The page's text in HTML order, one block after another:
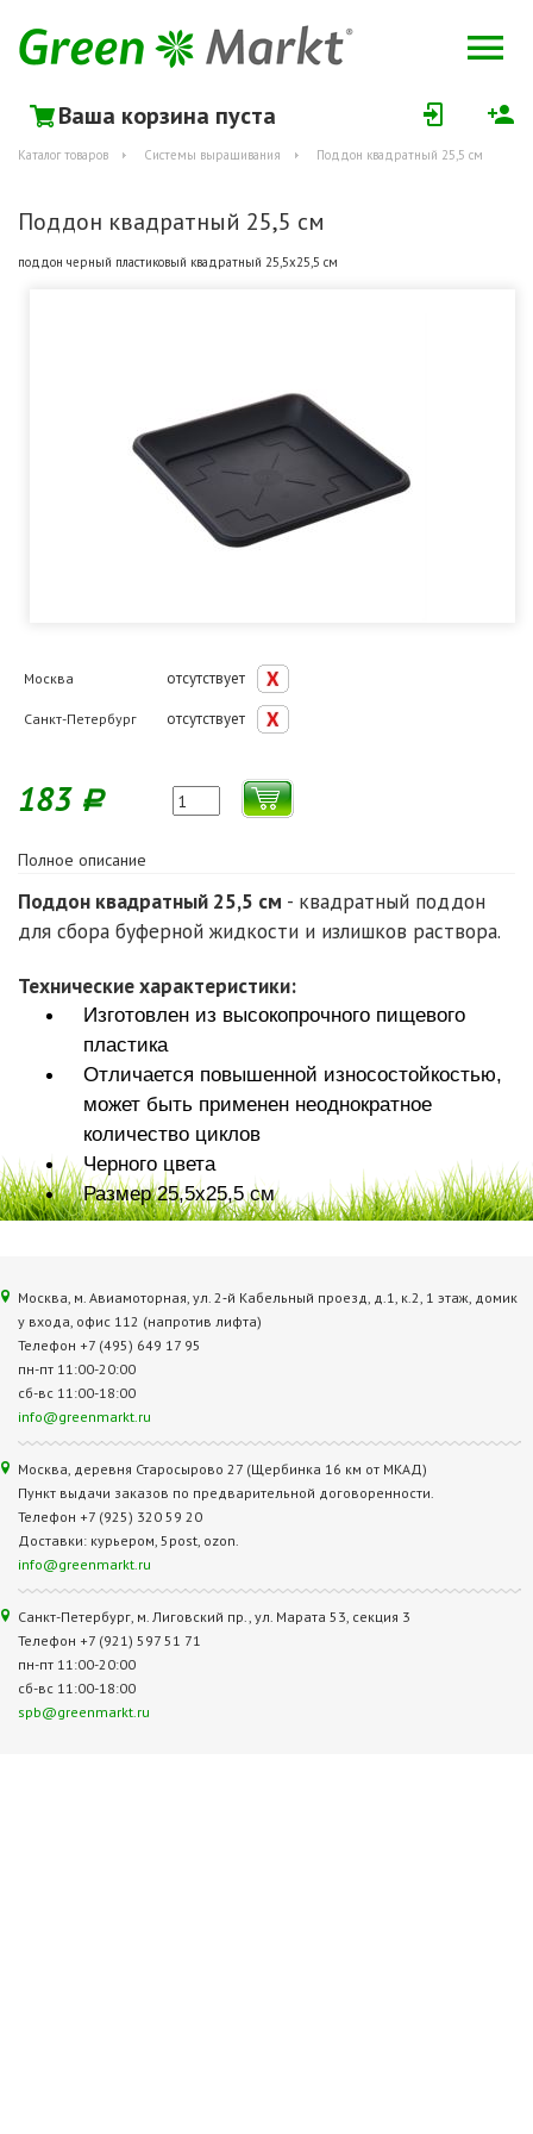
Ваша корзина пуста
Каталог товаров Системы выращивания Поддон квадратный 25,5 см
Поддон квадратный 25,5 см
поддон черный пластиковый квадратный 25,5х25,5 см
Москва отсутствует
Санкт-Петербург отсутствует
183 Р
Полное описание
Поддон квадратный 25,5 см - квадратный поддон
для сбора буферной жидкости и излишков раствора.
Технические характеристики:
Изготовлен из высокопрочного пищевого
пластика
Отличается повышенной износостойкостью,
может быть применен неоднократное
количество циклов
Черного цвета
Размер 25,5х25,5 см
Москва, м. Авиамоторная, ул. 2‑й Кабельный проезд, д.1, к.2, 1 этаж, домик
у входа, офис 112 (напротив лифта)
Телефон +7 (495) 649 17 95
пн-пт 11:00-20:00
сб-вс 11:00-18:00
info@greenmarkt.ru
Москва, деревня Старосырово 27 (Щербинка 16 км от МКАД)
Пункт выдачи заказов по предварительной договоренности.
Телефон +7 (925) 320 59 20
Доставки: курьером, 5post, ozon.
info@greenmarkt.ru
Санкт-Петербург, м. Лиговский пр., ул. Марата 53, секция 3
Телефон +7 (921) 597 51 71
пн-пт 11:00-20:00
сб-вс 11:00-18:00
spb@greenmarkt.ru